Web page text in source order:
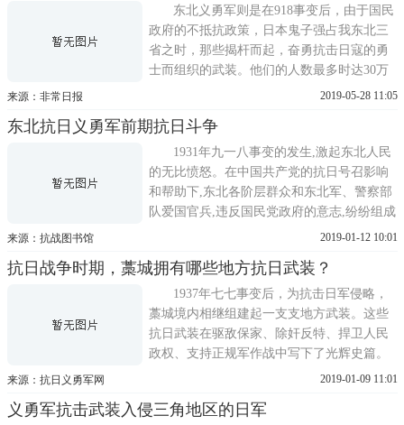
王显廷受命成立抗日武装1931年9月末，黄显
声等人在黑
东北义勇军则是在918事变后，由于国民
政府的不抵抗政策，日本鬼子强占我东北三
省之时，那些揭杆而起，奋勇抗击日寇的勇
士而组织的武装。他们的人数最多时达30万
人以上。在中华民族抗击日寇的十五年中，
回民支队，前身是回民中的一支抗日义勇队;
曲波名著《桥隆飙》中所描述的那一支部
队，虽然不在东北，也是
来源：非常日报 2019-05-28 11:05
东北抗日义勇军前期抗日斗争
1931年九一八事变的发生,激起东北人民
的无比愤怒。在中国共产党的抗日号召影响
和帮助下,东北各阶层群众和东北军、警察部
队爱国官兵,违反国民党政府的意志,纷纷组成
义勇军、救国军、自卫军、反日总队、大刀
由民众自发组织而成,是一种义勇行动,所以统
称为东北抗日义勇军。作为东北人民抗日武
装斗争的一个组成部分
来源：抗战图书馆 2019-01-12 10:01
抗日战争时期，藁城拥有哪些地方抗日武装？
1937年七七事变后，为抗击日军侵略，
藁城境内相继组建起一支支地方武装。这些
抗日武装在驱敌保家、除奸反特、捍卫人民
政权、支持正规军作战中写下了光辉史篇。
抗日义勇军 1937年9月建立，共1000多人。
极、栾城、赵县一带。1938年改编为一二九
来源：抗日义勇军网 2019-01-09 11:01
义勇军抗击武装入侵三角地区的日军